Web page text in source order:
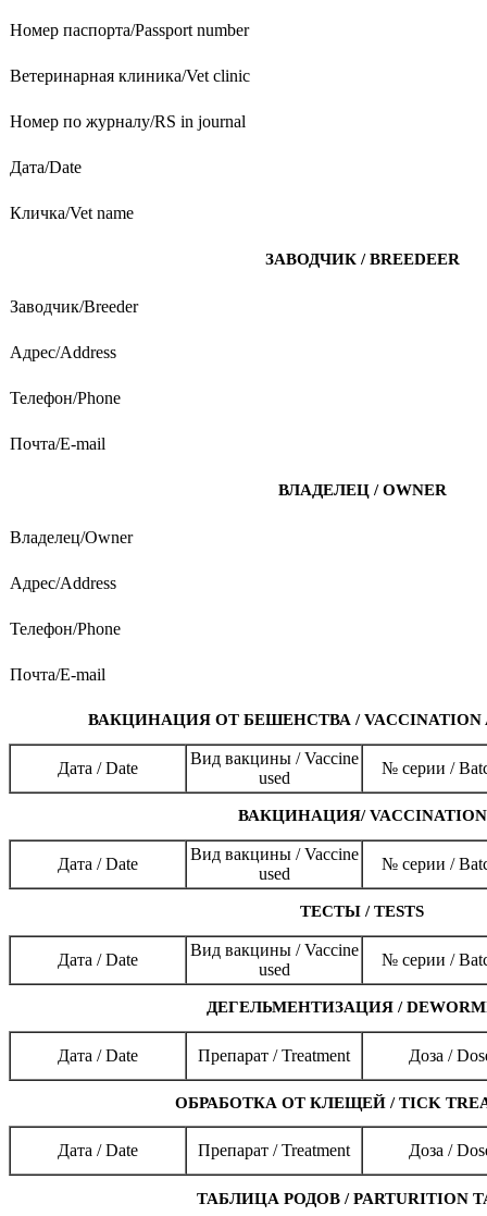
Номер паспорта/Passport number
Ветеринарная клиника/Vet clinic
Номер по журналу/RS in journal
Дата/Date
Кличка/Vet name
ЗАВОДЧИК / BREEDEER
Заводчик/Breeder
Адрес/Address
Телефон/Phone
Почта/E-mail
ВЛАДЕЛЕЦ / OWNER
Владелец/Owner
Адрес/Address
Телефон/Phone
Почта/E-mail
ВАКЦИНАЦИЯ ОТ БЕШЕНСТВА / VACCINATION
Дата / Date
Вид вакцины / Vaccine
used
№ серии /
ВАКЦИНАЦИЯ/ VACCINATION
Дата / Date
Вид вакцины / Vaccine
used
№ серии /
ТЕСТЫ / TESTS
Дата / Date
Вид вакцины / Vaccine
used
№ серии /
ДЕГЕЛЬМЕНТИЗАЦИЯ /
Дата / Date Препарат / Treatment Доза /
ОБРАБОТКА ОТ КЛЕЩЕЙ / TICK
Дата / Date Препарат / Treatment Доза /
ТАБЛИЦА РОДОВ / PARTURITION